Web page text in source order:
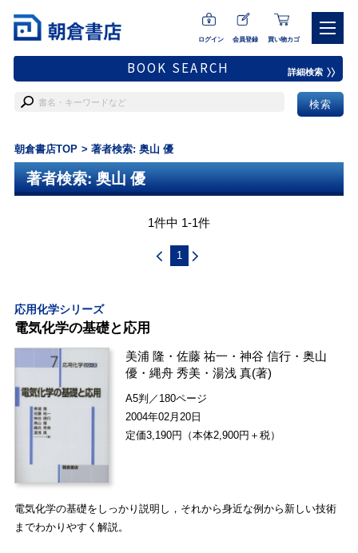
ログイン 会員登録 買い物カゴ
BOOK SEARCH 詳細検索
朝倉書店TOP 著者検索: 奥山 優
著者検索: 奥山 優
1件中 1-1件
1
応用化学シリーズ
電気化学の基礎と応用
美浦 隆 ・佐藤 祐一 ・神谷 信行 ・奥山
優 ・縄舟 秀美 ・湯浅 真(著)
A5判／180ページ
2004年02月20日
定価3,190円（本体2,900円＋税）
電気化学の基礎をしっかり説明し，それから身近な例から新しい技術
までわかりやすく解説。